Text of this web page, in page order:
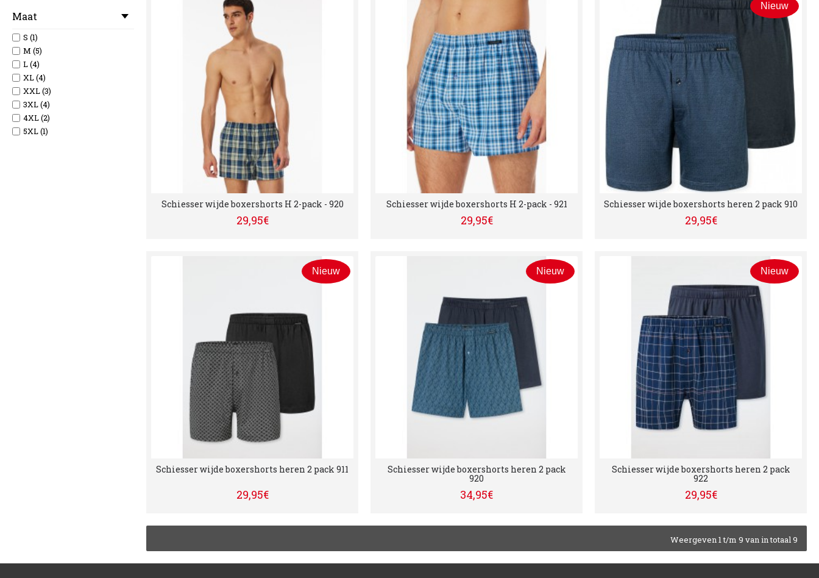
Maat
S (1)
M (5)
L (4)
XL (4)
XXL (3)
3XL (4)
4XL (2)
5XL (1)
Schiesser wijde boxershorts H 2-pack - 920
29,95€
Schiesser wijde boxershorts H 2-pack - 921
29,95€
Nieuw
Schiesser wijde boxershorts heren 2 pack 910
29,95€
Nieuw
Schiesser wijde boxershorts heren 2 pack 911
29,95€
Nieuw
Schiesser wijde boxershorts heren 2 pack
920
34,95€
Nieuw
Schiesser wijde boxershorts heren 2 pack
922
29,95€
Weergeven 1 t/m 9 van in totaal 9